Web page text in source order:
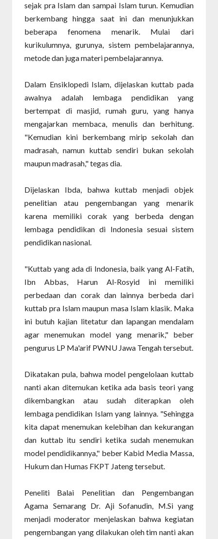
sejak pra Islam dan sampai Islam turun. Kemudian
berkembang hingga saat ini dan menunjukkan
beberapa fenomena menarik. Mulai dari
kurikulumnya, gurunya, sistem pembelajarannya,
metode dan juga materi pembelajarannya.
Dalam Ensiklopedi Islam, dijelaskan kuttab pada
awalnya adalah lembaga pendidikan yang
bertempat di masjid, rumah guru, yang hanya
mengajarkan membaca, menulis dan berhitung.
"Kemudian kini berkembang mirip sekolah dan
madrasah, namun kuttab sendiri bukan sekolah
maupun madrasah," tegas dia.
Dijelaskan Ibda, bahwa kuttab menjadi objek
penelitian atau pengembangan yang menarik
karena memiliki corak yang berbeda dengan
lembaga pendidikan di Indonesia sesuai sistem
pendidikan nasional.
"Kuttab yang ada di Indonesia, baik yang Al-Fatih,
Ibn Abbas, Harun Al-Rosyid ini memiliki
perbedaan dan corak dan lainnya berbeda dari
kuttab pra Islam maupun masa Islam klasik. Maka
ini butuh kajian litetatur dan lapangan mendalam
agar menemukan model yang menarik," beber
pengurus LP Ma'arif PWNU Jawa Tengah tersebut.
Dikatakan pula, bahwa model pengelolaan kuttab
nanti akan ditemukan ketika ada basis teori yang
dikembangkan atau sudah diterapkan oleh
lembaga pendidikan Islam yang lainnya. "Sehingga
kita dapat menemukan kelebihan dan kekurangan
dan kuttab itu sendiri ketika sudah menemukan
model pendidikannya," beber Kabid Media Massa,
Hukum dan Humas FKPT Jateng tersebut.
Peneliti Balai Penelitian dan Pengembangan
Agama Semarang Dr. Aji Sofanudin, M.Si yang
menjadi moderator menjelaskan bahwa kegiatan
pengembangan yang dilakukan oleh tim nanti akan